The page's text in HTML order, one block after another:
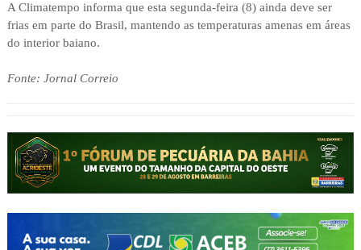
A Climatempo informa que esta segunda-feira (8) ainda deve ser
frias em parte do Brasil, mantendo as temperaturas amenas em áreas
do interior baiano.
Fonte: Jornal Correio